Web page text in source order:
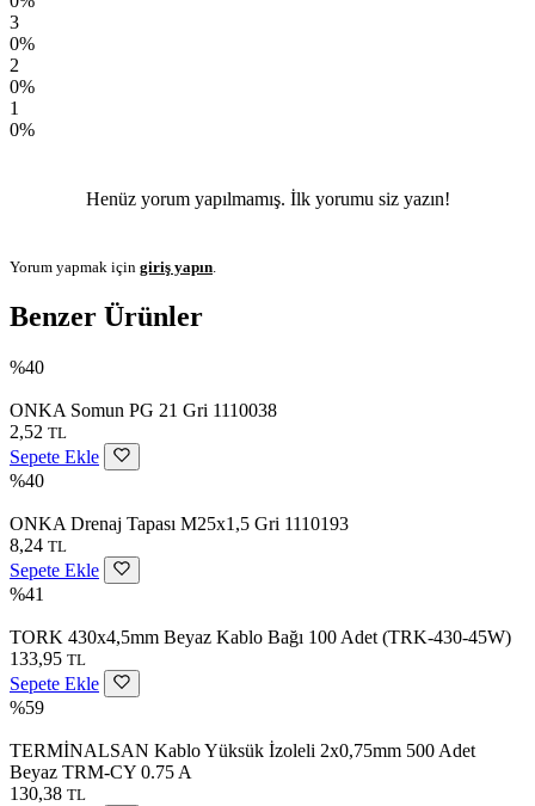
3
0%
2
0%
1
0%
Henüz yorum yapılmamış. İlk yorumu siz yazın!
Yorum yapmak için giriş yapın.
Benzer Ürünler
%40
ONKA Somun PG 21 Gri 1110038
2,52 TL
Sepete Ekle
%40
ONKA Drenaj Tapası M25x1,5 Gri 1110193
8,24 TL
Sepete Ekle
%41
TORK 430x4,5mm Beyaz Kablo Bağı 100 Adet (TRK-430-45W)
133,95 TL
Sepete Ekle
%59
TERMİNALSAN Kablo Yüksük İzoleli 2x0,75mm 500 Adet
Beyaz TRM-CY 0.75 A
130,38 TL